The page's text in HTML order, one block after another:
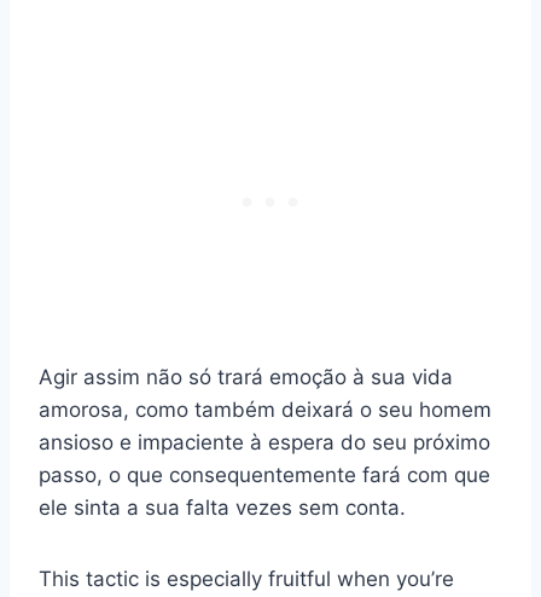
Agir assim não só trará emoção à sua vida
amorosa, como também deixará o seu homem
ansioso e impaciente à espera do seu próximo
passo, o que consequentemente fará com que
ele sinta a sua falta vezes sem conta.
This tactic is especially fruitful when you’re